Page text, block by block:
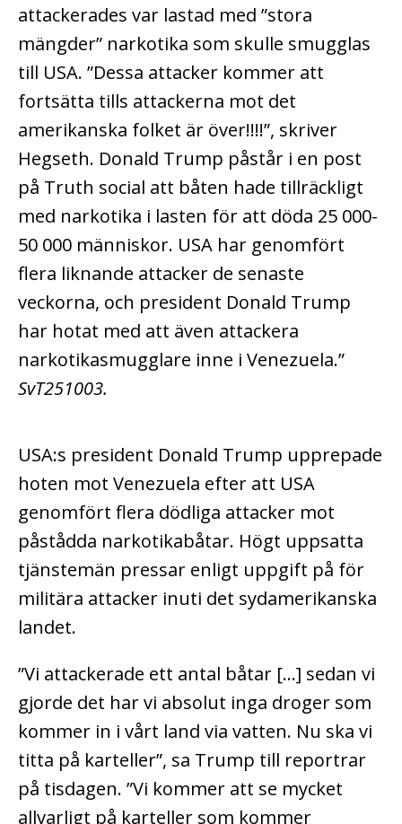
attackerades var lastad med ”stora
mängder” narkotika som skulle smugglas
till USA. ”Dessa attacker kommer att
fortsätta tills attackerna mot det
amerikanska folket är över!!!!”, skriver
Hegseth. Donald Trump påstår i en post
på Truth social att båten hade tillräckligt
med narkotika i lasten för att döda 25 000-
50 000 människor. USA har genomfört
flera liknande attacker de senaste
veckorna, och president Donald Trump
har hotat med att även attackera
narkotikasmugglare inne i Venezuela.”
SvT251003.
USA:s president Donald Trump upprepade
hoten mot Venezuela efter att USA
genomfört flera dödliga attacker mot
påstådda narkotikabåtar. Högt uppsatta
tjänstemän pressar enligt uppgift på för
militära attacker inuti det sydamerikanska
landet.
”Vi attackerade ett antal båtar […] sedan vi
gjorde det har vi absolut inga droger som
kommer in i vårt land via vatten. Nu ska vi
titta på karteller”, sa Trump till reportrar
på tisdagen. ”Vi kommer att se mycket
allvarligt på karteller som kommer